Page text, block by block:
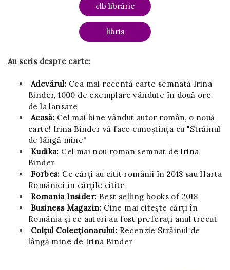
clb librărie
libris
Au scris despre carte:
Adevărul: Cea mai recentă carte semnată Irina
Binder, 1000 de exemplare vândute în două ore
de la lansare
Acasă: Cel mai bine vândut autor român, o nouă
carte! Irina Binder vă face cunoștința cu "Străinul
de lângă mine"
Kudika: Cel mai nou roman semnat de Irina
Binder
Forbes: Ce cărți au citit românii în 2018 sau Harta
României în cărțile citite
Romania Insider: Best selling books of 2018
Business Magazin: Cine mai citeşte cărţi în
România şi ce autori au fost preferaţi anul trecut
Colțul Colecționarului: Recenzie Străinul de
lângă mine de Irina Binder